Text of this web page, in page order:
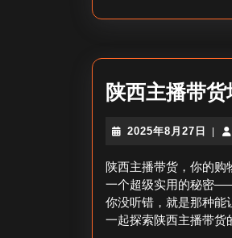
陕西主播带
2025年8月27日
2025
8
月
27
日
陕西主播带货，你的购
一个超级实用的秘密
你没听错，就是那种能
一起探索陕西主播带货